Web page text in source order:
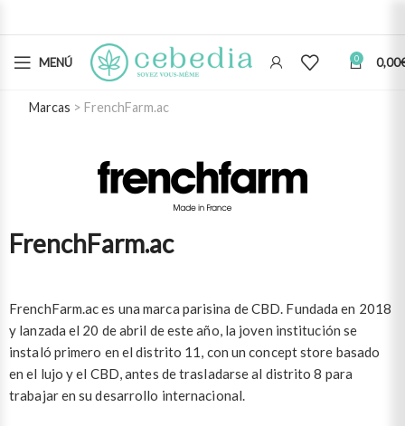
MENÚ 0 0,00
Marcas FrenchFarm.ac
FrenchFarm.ac
FrenchFarm.ac es una marca parisina de CBD. Fundada en 2018
y lanzada el 20 de abril de este año, la joven institución se
instaló primero en el distrito 11, con un concept store basado
en el lujo y el CBD, antes de trasladarse al distrito 8 para
trabajar en su desarrollo internacional.